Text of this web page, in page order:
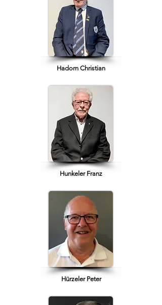
Hadorn Christian
Hunkeler Franz
Hürzeler Peter